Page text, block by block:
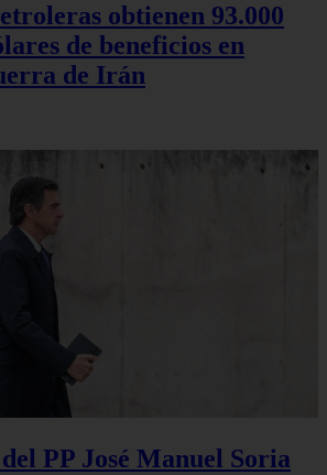
obtienen 93.000
de beneficios en
de Irán
PP José Manuel Soria